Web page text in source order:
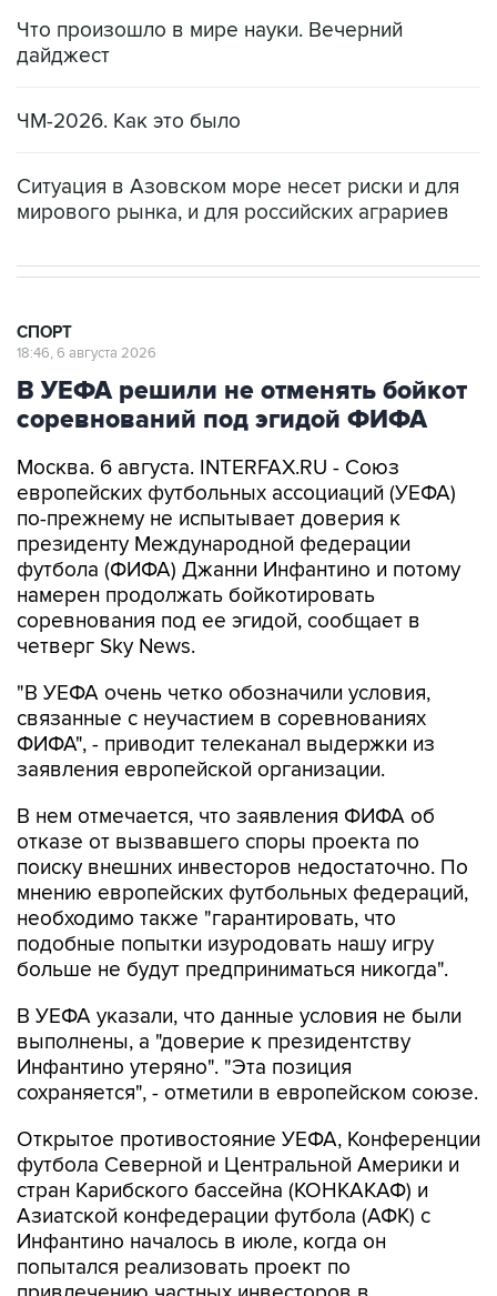
Что произошло в мире науки. Вечерний
дайджест
ЧМ-2026. Как это было
Ситуация в Азовском море несет риски и для
мирового рынка, и для российских аграриев
СПОРТ
18:46, 6 августа 2026
В УЕФА решили не отменять бойкот
соревнований под эгидой ФИФА
Москва. 6 августа. INTERFAX.RU - Союз
европейских футбольных ассоциаций (УЕФА)
по-прежнему не испытывает доверия к
президенту Международной федерации
футбола (ФИФА) Джанни Инфантино и потому
намерен продолжать бойкотировать
соревнования под ее эгидой, сообщает в
четверг Sky News.
"В УЕФА очень четко обозначили условия,
связанные с неучастием в соревнованиях
ФИФА", - приводит телеканал выдержки из
заявления европейской организации.
В нем отмечается, что заявления ФИФА об
отказе от вызвавшего споры проекта по
поиску внешних инвесторов недостаточно. По
мнению европейских футбольных федераций,
необходимо также "гарантировать, что
подобные попытки изуродовать нашу игру
больше не будут предприниматься никогда".
В УЕФА указали, что данные условия не были
выполнены, а "доверие к президентству
Инфантино утеряно". "Эта позиция
сохраняется", - отметили в европейском союзе.
Открытое противостояние УЕФА, Конференции
футбола Северной и Центральной Америки и
стран Карибского бассейна (КОНКАКАФ) и
Азиатской конфедерации футбола (АФК) с
Инфантино началось в июле, когда он
попытался реализовать проект по